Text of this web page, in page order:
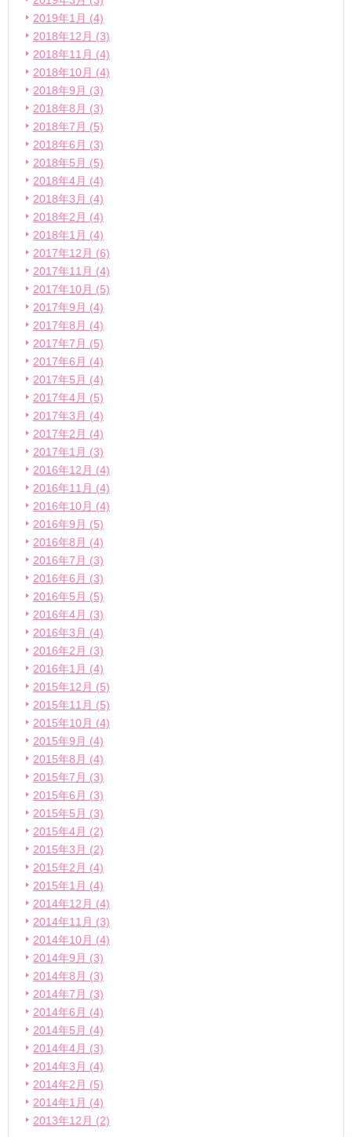
2019年1月 (4)
2018年12月 (3)
2018年11月 (4)
2018年10月 (4)
2018年9月 (3)
2018年8月 (3)
2018年7月 (5)
2018年6月 (3)
2018年5月 (5)
2018年4月 (4)
2018年3月 (4)
2018年2月 (4)
2018年1月 (4)
2017年12月 (6)
2017年11月 (4)
2017年10月 (5)
2017年9月 (4)
2017年8月 (4)
2017年7月 (5)
2017年6月 (4)
2017年5月 (4)
2017年4月 (5)
2017年3月 (4)
2017年2月 (4)
2017年1月 (3)
2016年12月 (4)
2016年11月 (4)
2016年10月 (4)
2016年9月 (5)
2016年8月 (4)
2016年7月 (3)
2016年6月 (3)
2016年5月 (5)
2016年4月 (3)
2016年3月 (4)
2016年2月 (3)
2016年1月 (4)
2015年12月 (5)
2015年11月 (5)
2015年10月 (4)
2015年9月 (4)
2015年8月 (4)
2015年7月 (3)
2015年6月 (3)
2015年5月 (3)
2015年4月 (2)
2015年3月 (2)
2015年2月 (4)
2015年1月 (4)
2014年12月 (4)
2014年11月 (3)
2014年10月 (4)
2014年9月 (3)
2014年8月 (3)
2014年7月 (3)
2014年6月 (4)
2014年5月 (4)
2014年4月 (3)
2014年3月 (4)
2014年2月 (5)
2014年1月 (4)
2013年12月 (2)